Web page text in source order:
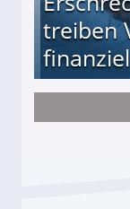
treiben
(34) in den